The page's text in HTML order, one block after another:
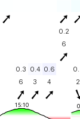
0.2
6
0.3 0.4 0.6
6 3 4 2
15:10